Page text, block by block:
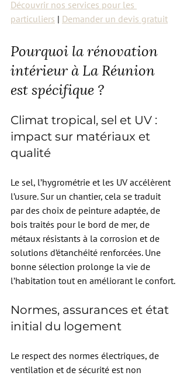
Découvrir nos services pour les
particuliers | Demander un devis gratuit
Pourquoi la rénovation
intérieur à La Réunion
est spécifique ?
Climat tropical, sel et UV :
impact sur matériaux et
qualité
Le sel, l’hygrométrie et les UV accélèrent
l’usure. Sur un chantier, cela se traduit
par des choix de peinture adaptée, de
bois traités pour le bord de mer, de
métaux résistants à la corrosion et de
solutions d’étanchéité renforcées. Une
bonne sélection prolonge la vie de
l’habitation tout en améliorant le confort.
Normes, assurances et état
initial du logement
Le respect des normes électriques, de
ventilation et de sécurité est non